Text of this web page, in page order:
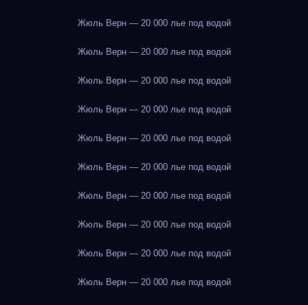
Жюль Верн — 20 000 лье под водой
Жюль Верн — 20 000 лье под водой
Жюль Верн — 20 000 лье под водой
Жюль Верн — 20 000 лье под водой
Жюль Верн — 20 000 лье под водой
Жюль Верн — 20 000 лье под водой
Жюль Верн — 20 000 лье под водой
Жюль Верн — 20 000 лье под водой
Жюль Верн — 20 000 лье под водой
Жюль Верн — 20 000 лье под водой